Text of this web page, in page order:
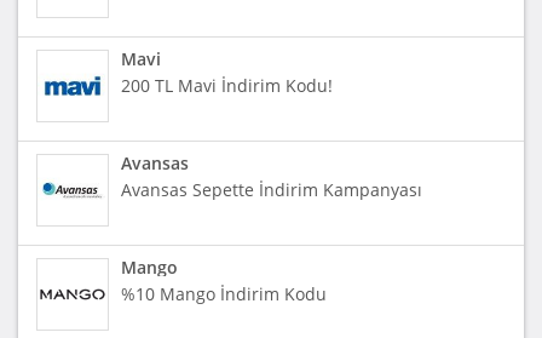
Mavi
200 TL Mavi İndirim Kodu!
Avansas
Avansas Sepette İndirim Kampanyası
Mango
%10 Mango İndirim Kodu